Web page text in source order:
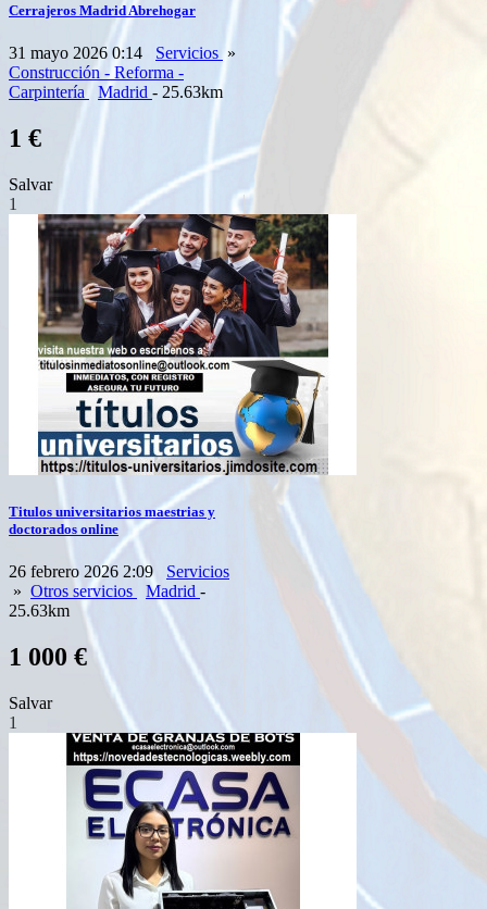
Cerrajeros Madrid Abrehogar
31 mayo 2026 0:14 Servicios »
Construcción - Reforma -
Carpintería
Madrid - 25.63km
1 €
Salvar
1
Titulos universitarios maestrias y
doctorados online
26 febrero 2026 2:09
Servicios
» Otros servicios Madrid -
25.63km
1 000 €
Salvar
1